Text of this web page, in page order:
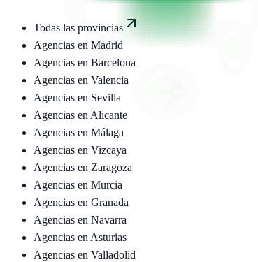
Todas las provincias
Agencias en Madrid
Agencias en Barcelona
Agencias en Valencia
Agencias en Sevilla
Agencias en Alicante
Agencias en Málaga
Agencias en Vizcaya
Agencias en Zaragoza
Agencias en Murcia
Agencias en Granada
Agencias en Navarra
Agencias en Asturias
Agencias en Valladolid